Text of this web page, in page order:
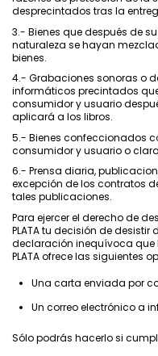
desprecintados tras la
3.- Bienes que después de
naturaleza se hayan
bienes.
4.- Grabaciones sonoras o
informáticos precintados
consumidor y usuario
aplicará a los libros.
5.- Bienes confeccionados
consumidor y usuario o
6.- Prensa diaria,
excepción de los contratos
tales publicaciones.
Para ejercer el derecho de
PLATA tu decisión de
declaración inequívoca que
PLATA ofrece las siguientes
Una carta enviada por
Un correo electrónico a
Sólo podrás hacerlo si